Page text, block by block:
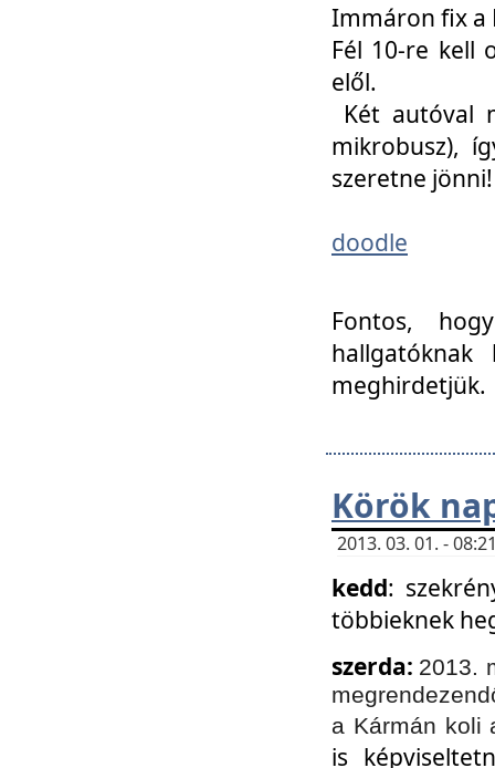
Immáron fix a
Fél 10-re kell
elől.
Két autóval
mikrobusz),
szeretne jönni!
doodle
Fontos,
meghirdetjük.
Körök
2013. 03. 01. -
kedd:
többieknek
szerda: 2013.
a Kármán koli
is